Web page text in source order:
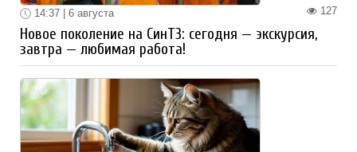
127
14:37 | 6 августа
Новое поколение на СинТЗ: сегодня — экскурсия,
завтра — любимая работа!